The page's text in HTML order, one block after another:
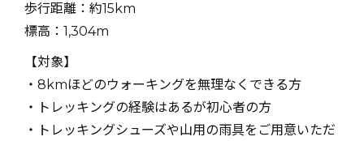
歩行距離：約15km
標高：1,304m
【対象】
・8kmほどのウォーキングを無理なくできる方
・トレッキングの経験はあるが初心者の方
・トレッキングシューズや山用の雨具をご用意いただ